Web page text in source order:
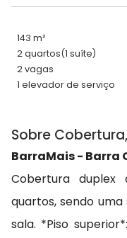
143 m²
2 quartos(1 suíte)
2 vagas
1 elevador de serviço
Sobre
BarraMais - Barra
Cobertura
quartos, sendo
sala. *Piso